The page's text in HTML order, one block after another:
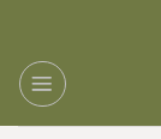
content